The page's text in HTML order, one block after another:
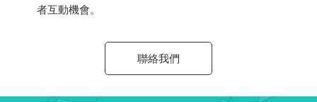
者互動機會。
聯絡我們